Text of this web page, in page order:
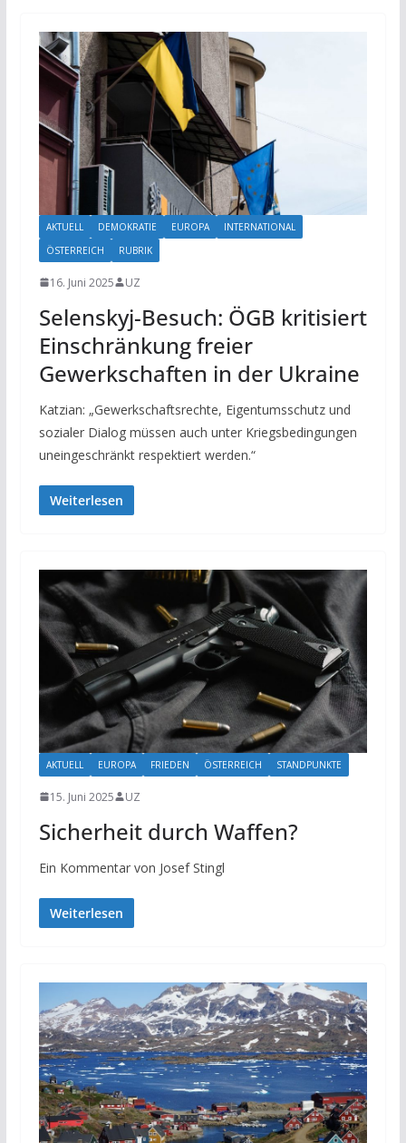
AKTUELL DEMOKRATIE EUROPA
INTERNATIONAL
ÖSTERREICH
RUBRIK
16. Juni 2025 UZ
Selenskyj-Besuch: ÖGB kritisiert
Einschränkung freier
Gewerkschaften in der Ukraine
Katzian: „Gewerkschaftsrechte, Eigentumsschutz und
sozialer Dialog müssen auch unter Kriegsbedingungen
uneingeschränkt respektiert werden.“
Weiterlesen
AKTUELL EUROPA FRIEDEN ÖSTERREICH STANDPUNKTE
15. Juni 2025 UZ
Sicherheit durch Waffen?
Ein Kommentar von Josef Stingl
Weiterlesen